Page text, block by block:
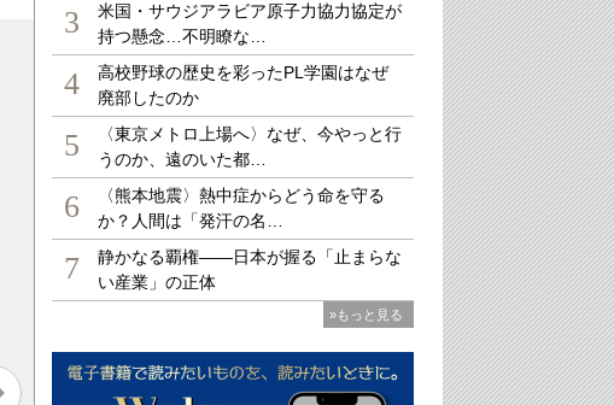
武士道の奥義 葉隠の原点「直茂公御壁書」
青木 照夫 定価：1,540円（税込み）
3
米国・サウジアラビア原子力協力協定が
持つ懸念…不明瞭な…
4
高校野球の歴史を彩ったPL学園はなぜ
廃部したのか
5
〈東京メトロ上場へ〉なぜ、今やっと行
うのか、遠のいた都…
6
〈熊本地震〉熱中症からどう命を守る
か？人間は「発汗の名…
7
静かなる覇権――日本が握る「止まらな
い産業」の正体
»もっと見る